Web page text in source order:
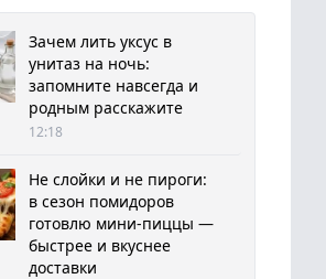
Зачем лить уксус в
унитаз на ночь:
запомните навсегда и
родным расскажите
12:18
Не слойки и не пироги:
в сезон помидоров
готовлю мини-пиццы —
быстрее и вкуснее
доставки